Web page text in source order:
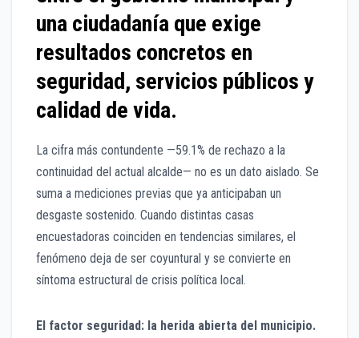
una ciudadanía que exige
resultados concretos en
seguridad, servicios públicos y
calidad de vida.
La cifra más contundente —59.1% de rechazo a la
continuidad del actual alcalde— no es un dato aislado. Se
suma a mediciones previas que ya anticipaban un
desgaste sostenido. Cuando distintas casas
encuestadoras coinciden en tendencias similares, el
fenómeno deja de ser coyuntural y se convierte en
síntoma estructural de crisis política local.
El factor seguridad: la herida abierta del municipio.